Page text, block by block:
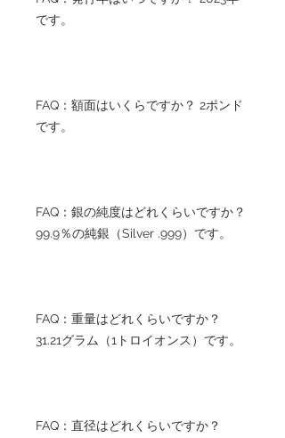
です。
FAQ：額面はいくらですか？ 2ポンド
です。
FAQ：銀の純度はどれくらいですか？
99.9％の純銀（Silver .999）です。
FAQ：重量はどれくらいですか？
31.21グラム（1トロイオンス）です。
FAQ：直径はどれくらいですか？